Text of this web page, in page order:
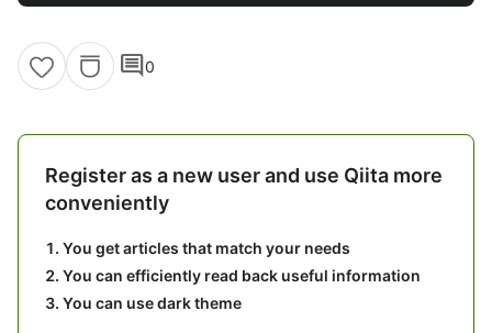
comment0
Register as a new user and use Qiita more
conveniently
You get articles that match your needs
You can efficiently read back useful information
You can use dark theme